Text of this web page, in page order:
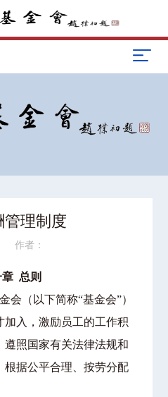
管理制度
作者：
章 总则
会（以下简称“基金会”）
加入，激励员工的工作积
照国家有关法律法规和
根据公平合理、按劳分配